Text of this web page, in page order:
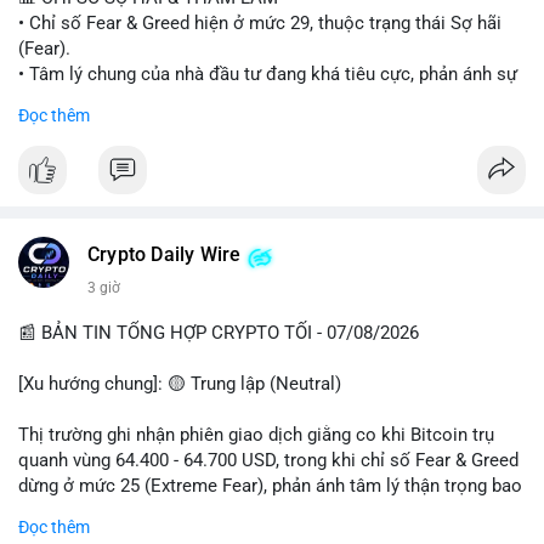
#vlikevn
• Chỉ số Fear & Greed hiện ở mức 29, thuộc trạng thái Sợ hãi
(Fear).
• Tâm lý chung của nhà đầu tư đang khá tiêu cực, phản ánh sự
• CoinGecko Trending: Plume (PLUME), Cash Cat (CASHCAT),
• LunarCrush Trending: Ethereum, Solana, Dogecoin, Polkadot,
Chainlink.
Viettel) và các từ khóa đời sống khác đang chiếm ưu thế.
💬 DÒNG CHẢY TIN TỨC & TRUYỀN THÔNG
năm tù đối với Sam Bankman-Fried (FTX).
• Tin tức vĩ mô: Cảnh báo về tình trạng stagflation (lạm phát
đình trệ) từ dữ liệu PMI của Mỹ; thu nhập của người Mỹ đang
• Tin tức Binance: Binance chuẩn bị nâng cấp dịch vụ giao dịch
Đọc thêm
Crypto Daily Wire
3 giờ
📰 BẢN TIN TỔNG HỢP CRYPTO TỐI - 07/08/2026
[Xu hướng chung]: 🟡 Trung lập (Neutral)
Thị trường ghi nhận phiên giao dịch giằng co khi Bitcoin trụ
quanh vùng 64.400 - 64.700 USD, trong khi chỉ số Fear & Greed
dừng ở mức 25 (Extreme Fear), phản ánh tâm lý thận trọng bao
Đọc thêm